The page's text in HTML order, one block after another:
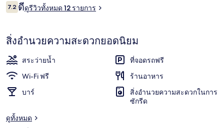
รีวิว
7.27.2 จาก 10
ดีดูรีวิวทั้งหมด 12 รายการ
สิ่งอำนวยความสะดวกยอดนิยม
สระว่ายน้ำ
ที่จอดรถฟรี
Wi-Fi ฟรี
ร้านอาหาร
บาร์
สิ่งอำนวยความสะดวกในการ
ซักรีด
ดูทั้งหมด